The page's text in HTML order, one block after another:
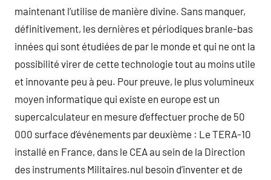
maintenant l’utilise de manière divine. Sans manquer,
définitivement, les dernières et périodiques branle-bas
innées qui sont étudiées de par le monde et qui ne ont la
possibilité virer de cette technologie tout au moins utile
et innovante peu à peu. Pour preuve, le plus volumineux
moyen informatique qui existe en europe est un
supercalculateur en mesure d’effectuer proche de 50
000 surface d’événements par deuxième : Le TERA-10
installé en France, dans le CEA au sein de la Direction
des instruments Militaires.nul besoin d’inventer et de